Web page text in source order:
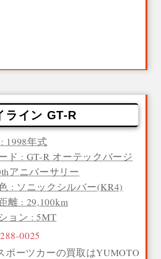
ライン GT-R
1998年式
ド : GT-R オーテックバージ
アニバーサリー
: ソニックシルバー(KR4)
離 : 29,100km
ョン : 5MT
0025
ポーツカーの買取はYUMOTO